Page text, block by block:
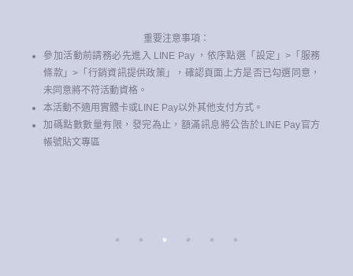
重要注意事項：
參加活動前請務必先進入 LINE Pay ，依序點選「設定」>「服務
條款」>「行銷資訊提供政策」，確認頁面上方是否已勾選同意，
未同意將不符活動資格。
本活動不適用實體卡或LINE Pay以外其他支付方式。
加碼點數數量有限，發完為止，額滿訊息將公告於LINE Pay官方
帳號貼文專區